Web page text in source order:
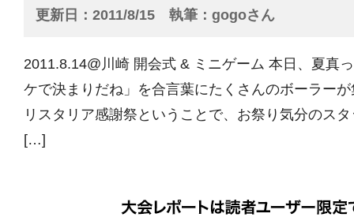
更新日 2011/8/15 執筆 gogoさん
2011.8.14@川崎 開会式 & ミニゲーム 本日、夏真
ケで決まりだね」を合言葉にたくさんのボーラー
リスタリア感謝祭ということで、お祭り気分のス
[…]